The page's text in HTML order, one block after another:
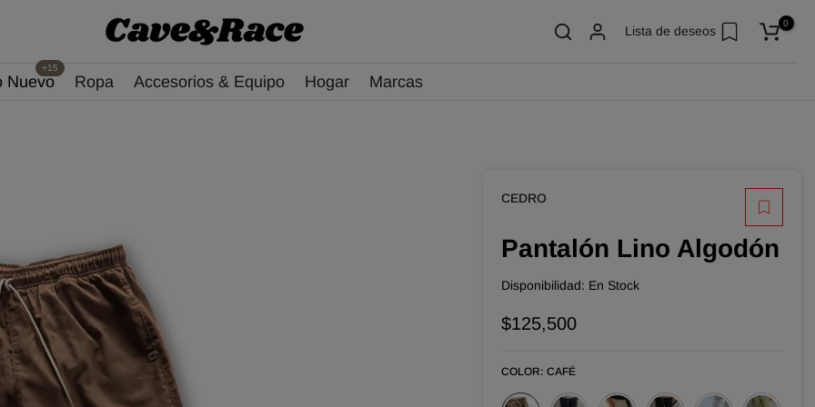
Lista de deseos
0
Nuevo
+15
Ropa Accesorios & Equipo Hogar Marcas
CEDRO
Pantalón Lino Algodón
Disponibilidad: En Stock
$125,500
COLOR: CAFÉ